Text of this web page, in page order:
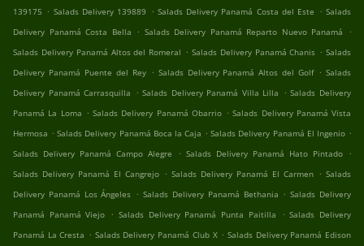
139175 . Salads Delivery 139889 . Salads Delivery Panamá Costa del Este . Salads
Delivery Panamá Costa Bella . Salads Delivery Panamá Reparto Nuevo Panamá
.
Salads Delivery Panamá Altos del Romeral . Salads Delivery Panamá Chanis . Salads
Delivery Panamá Puente del Rey . Salads Delivery Panamá Altos del Golf . Salads
Delivery Panamá Carrasquilla . Salads Delivery Panamá Villa Lilla . Salads Delivery
Panamá La Loma . Salads Delivery Panamá Obarrio . Salads Delivery Panamá Vista
Hermosa . Salads Delivery Panamá Boca la Caja . Salads Delivery Panamá El Ingenio .
Salads Delivery Panamá Campo Alegre
. Salads Delivery Panamá Hato Pintado .
Salads Delivery Panamá El Cangrejo . Salads Delivery Panamá El Carmen . Salads
Delivery Panamá Los Ángeles . Salads Delivery Panamá Bethania . Salads Delivery
Panamá Panamá Viejo . Salads Delivery Panamá Punta Paitilla . Salads Delivery
Panamá La Cresta . Salads Delivery Panamá Club X . Salads Delivery Panamá Edison